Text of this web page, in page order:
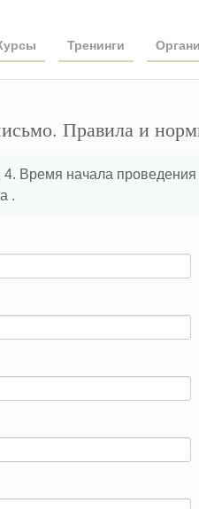
Тренинги
Правила и
Время начала проведения
.